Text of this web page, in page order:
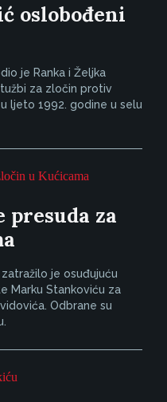
oslobođeni
je Ranka i Željka
za zločin protiv
ljeto 1992. godine u selu
presuda za
je osuđujuću
Marku Stankoviću za
Odbrane su